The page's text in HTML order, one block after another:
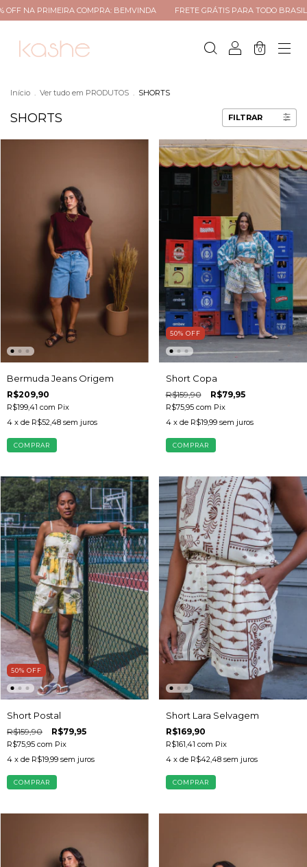
COMPRA: BEMVINDA FRETE GRÁTIS PARA TODO BRASIL ACIMA R$299
0
Início . Ver tudo em PRODUTOS . SHORTS
SHORTS FILTRAR
Bermuda Jeans Origem
R$209,90
R$199,41 com Pix
4 x de R$52,48 sem juros
COMPRAR
50% OFF
Short Copa
R$159,90 R$79,95
R$75,95 com Pix
4 x de R$19,99 sem juros
COMPRAR
50% OFF
Short Postal
R$159,90 R$79,95
R$75,95 com Pix
4 x de R$19,99 sem juros
COMPRAR
Short Lara Selvagem
R$169,90
R$161,41 com Pix
4 x de R$42,48 sem juros
COMPRAR